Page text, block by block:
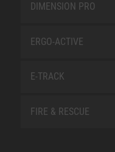
DIMENSION PRO
ERGO-ACTIVE
E-TRACK
FIRE & RESCUE